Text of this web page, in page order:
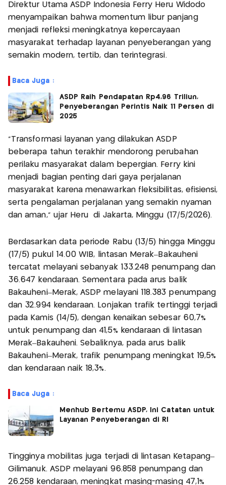
Direktur Utama ASDP Indonesia Ferry Heru Widodo
menyampaikan bahwa momentum libur panjang
menjadi refleksi meningkatnya kepercayaan
masyarakat terhadap layanan penyeberangan yang
semakin modern, tertib, dan terintegrasi.
Baca Juga :
ASDP Raih Pendapatan Rp4,96 Triliun,
Penyeberangan Perintis Naik 11 Persen di
2025
“Transformasi layanan yang dilakukan ASDP
beberapa tahun terakhir mendorong perubahan
perilaku masyarakat dalam bepergian. Ferry kini
menjadi bagian penting dari gaya perjalanan
masyarakat karena menawarkan fleksibilitas, efisiensi,
serta pengalaman perjalanan yang semakin nyaman
dan aman,” ujar Heru di Jakarta, Minggu (17/5/2026).
Berdasarkan data periode Rabu (13/5) hingga Minggu
(17/5) pukul 14.00 WIB, lintasan Merak–Bakauheni
tercatat melayani sebanyak 133.248 penumpang dan
36.647 kendaraan. Sementara pada arus balik
Bakauheni–Merak, ASDP melayani 118.383 penumpang
dan 32.994 kendaraan. Lonjakan trafik tertinggi terjadi
pada Kamis (14/5), dengan kenaikan sebesar 60,7%
untuk penumpang dan 41,5% kendaraan di lintasan
Merak–Bakauheni. Sebaliknya, pada arus balik
Bakauheni–Merak, trafik penumpang meningkat 19,5%
dan kendaraan naik 18,3%.
Baca Juga :
Menhub Bertemu ASDP, Ini Catatan untuk
Layanan Penyeberangan di RI
Tingginya mobilitas juga terjadi di lintasan Ketapang–
Gilimanuk. ASDP melayani 96.858 penumpang dan
26.258 kendaraan, meningkat masing-masing 47,1%